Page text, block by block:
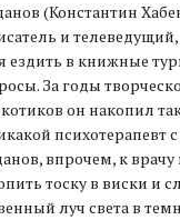
(Константин
и
ездить в книжные
За годы
он накопил
психотерапевт
впрочем, к врачу
тоску в виски и
луч света в